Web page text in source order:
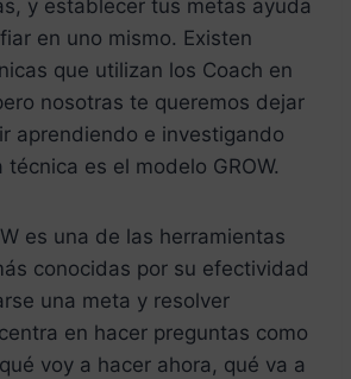
y establecer tus metas ayuda
en uno mismo. Existen
que utilizan los Coach en
nosotras te queremos dejar
aprendiendo e investigando
es el modelo GROW.
es una de las herramientas
conocidas por su efectividad
una meta y resolver
en hacer preguntas como
voy a hacer ahora, qué va a